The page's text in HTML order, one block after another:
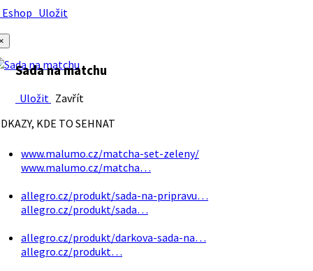
Uložit
Sada na matchu
Uložit Zavřít
KDE TO SEHNAT
www.malumo.cz/matcha-set-zeleny/
www.malumo.cz/matcha…
allegro.cz/produkt/sada-na-pripravu…
allegro.cz/produkt/sada…
allegro.cz/produkt/darkova-sada-na…
allegro.cz/produkt…